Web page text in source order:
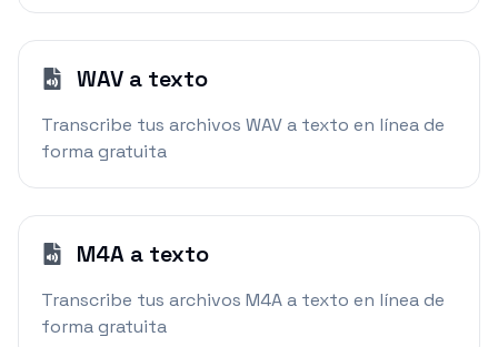
WAV a texto
Transcribe tus archivos WAV a texto en línea de
forma gratuita
M4A a texto
Transcribe tus archivos M4A a texto en línea de
forma gratuita